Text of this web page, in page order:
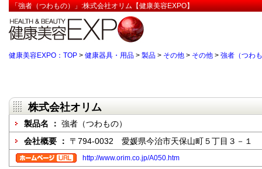
「強者（つわもの）」:株式会社オリム【健康美容EXPO】
健康美容EXPO：TOP > 健康器具・用品 > 製品 > その他 > その他 > 強者（つわ
株式会社オリム
製品名 ： 強者（つわもの）
会社概要 ： 〒794-0032 愛媛県今治市天保山町５丁目３－１
http://www.orim.co.jp/A050.htm